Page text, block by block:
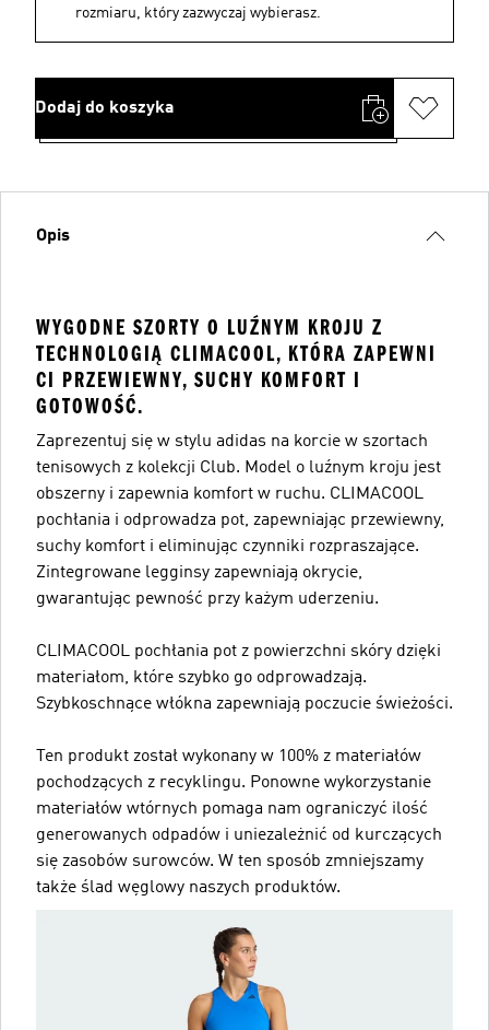
rozmiaru, który zazwyczaj wybierasz.
Dodaj do koszyka
Opis
WYGODNE SZORTY O LUŹNYM KROJU Z
TECHNOLOGIĄ CLIMACOOL, KTÓRA ZAPEWNI
CI PRZEWIEWNY, SUCHY KOMFORT I
GOTOWOŚĆ.
Zaprezentuj się w stylu adidas na korcie w szortach
tenisowych z kolekcji Club. Model o luźnym kroju jest
obszerny i zapewnia komfort w ruchu. CLIMACOOL
pochłania i odprowadza pot, zapewniając przewiewny,
suchy komfort i eliminując czynniki rozpraszające.
Zintegrowane legginsy zapewniają okrycie,
gwarantując pewność przy każym uderzeniu.
CLIMACOOL pochłania pot z powierzchni skóry dzięki
materiałom, które szybko go odprowadzają.
Szybkoschnące włókna zapewniają poczucie świeżości.
Ten produkt został wykonany w 100% z materiałów
pochodzących z recyklingu. Ponowne wykorzystanie
materiałów wtórnych pomaga nam ograniczyć ilość
generowanych odpadów i uniezależnić od kurczących
się zasobów surowców. W ten sposób zmniejszamy
także ślad węglowy naszych produktów.